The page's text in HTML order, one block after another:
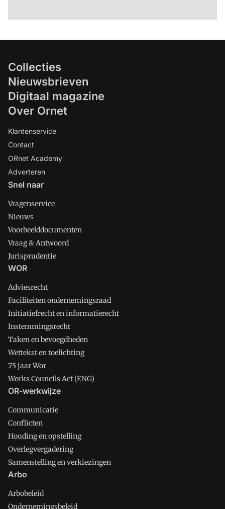
Collecties
Nieuwsbrieven
Digitaal magazine
Over Ornet
Klantenservice
Contact
ORnet Academy
Adverteren
Snel naar
Vragenservice
Nieuws
Voorbeelddocumenten
Vraag & Antwoord
Jurisprudentie
WOR
Adviesrecht
Faciliteiten ondernemingsraad
Initiatiefrecht en informatierecht
Instemmingsrecht
Taken en bevoegdheden
Wettekst en toelichting
75 jaar Wor
Works Councils Act (ENG)
OR-werkwijze
Communicatie
Conflicten
Houding en opstelling
Overlegvergadering
Samenstelling en verkiezingen
Arbo
Arbobeleid
Ondernemingsbeleid